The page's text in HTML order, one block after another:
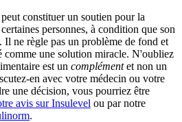
peut constituer un soutien pour la
personnes, à condition que son
Il ne règle pas un problème de fond et
comme une solution miracle. N'oubliez
est un complémentet non un
en avec votre médecin ou votre
une décision, vous pourriez être
avis sur Insulevel ou par notre
.